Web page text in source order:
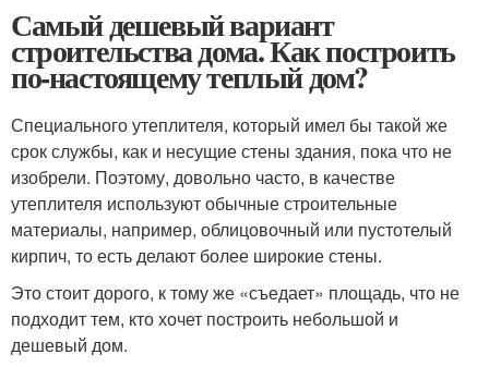
Самый дешевый вариант
строительства дома. Как построить
по-настоящему теплый дом?
Специального утеплителя, который имел бы такой же
срок службы, как и несущие стены здания, пока что не
изобрели. Поэтому, довольно часто, в качестве
утеплителя используют обычные строительные
материалы, например, облицовочный или пустотелый
кирпич, то есть делают более широкие стены.
Это стоит дорого, к тому же «съедает» площадь, что не
подходит тем, кто хочет построить небольшой и
дешевый дом.